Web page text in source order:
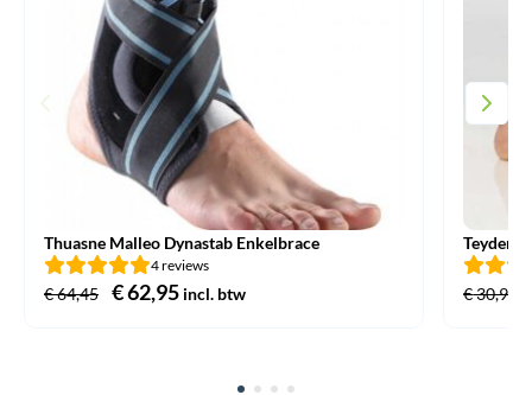
Thuasne Malleo Dynastab Enkelbrace
4 reviews
€64,45
Oorspronkelijke
€62,95Huidige
€ 62,95.
incl. btw
Teyder
€30,95